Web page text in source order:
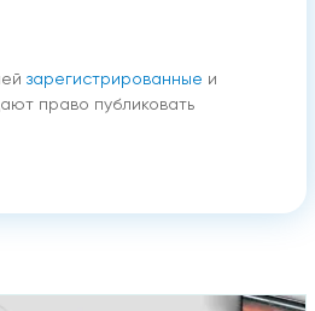
зарегистрированные и
право публиковать